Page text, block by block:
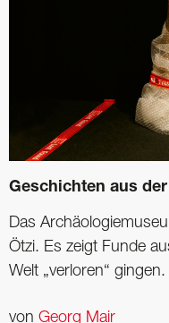
Geschichten aus
Das
Ötzi. Es zeigt Funde
Welt „verloren“
von Georg Mair